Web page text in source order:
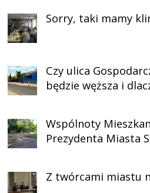
Sorry, taki mamy
Czy ulica
będzie węższa i
Wspólnoty
Prezydenta Miasta
Z twórcami miastu